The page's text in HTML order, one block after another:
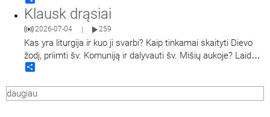
Klausk drąsiai
2026-07-04 259
Kas yra liturgija ir kuo ji svarbi? Kaip tinkamai skaityti Dievo
žodį, priimti šv. Komuniją ir dalyvauti šv. Mišių aukoje? Laidoje
į klausytojų klausimus tiesioginio eterio metu atsako
rezidentas,Vilniaus ir Utenos apskričių policijos
daugiau